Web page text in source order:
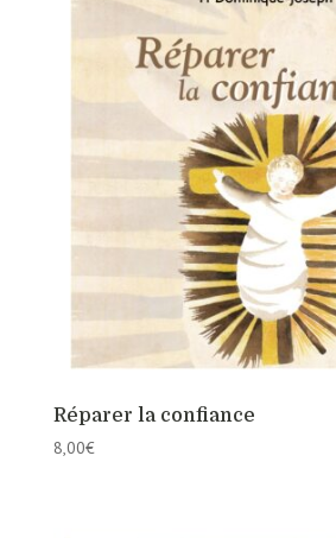
récent
au
plus
Réparer la confiance
8,00€